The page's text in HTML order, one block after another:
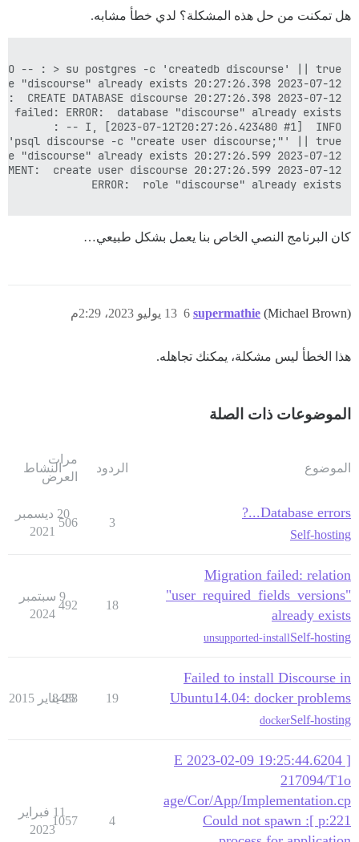
هل تمكنت من حل هذه المشكلة؟ لدي خطأ مشابه.
كان البرنامج النصي الخاص بنا يعمل بشكل طبيعي…
supermathie (Michael Brown) 13 يوليو 2023، 2:29م 6
هذا الخطأ ليس مشكلة، يمكنك تجاهله.
الموضوعات ذات الصلة
الموضوع الردود
مرات
العرض
النشاط
Database errors...?
Self-hosting
3
506
20 ديسمبر
2021
Migration failed: relation
"user_required_fields_versions"
already exists
Self-hosting
unsupported-install
18
492
9 سبتمبر
2024
Failed to install Discourse in
Ubuntu14.04: docker problems
Self-hosting
docker
19
8488
25 يناير 2015
[ E 2023-02-09 19:25:44.6204
217094/T1o
age/Cor/App/Implementation.cp
p:221 ]: Could not spawn
4
1057
11 فبراير
2023